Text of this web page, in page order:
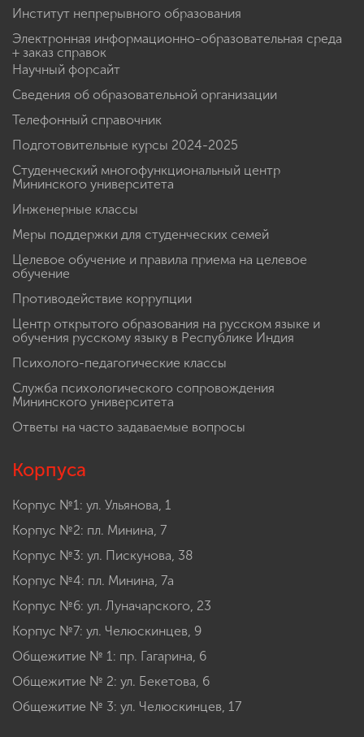
Институт непрерывного образования
Электронная информационно-образовательная среда
+ заказ справок
Научный форсайт
Сведения об образовательной организации
Телефонный справочник
Подготовительные курсы 2024-2025
Студенческий многофункциональный центр
Мининского университета
Инженерные классы
Меры поддержки для студенческих семей
Целевое обучение и правила приема на целевое
обучение
Противодействие коррупции
Центр открытого образования на русском языке и
обучения русскому языку в Республике Индия
Психолого-педагогические классы
Служба психологического сопровождения
Мининского университета
Ответы на часто задаваемые вопросы
Корпуса
Корпус №1: ул. Ульянова, 1
Корпус №2: пл. Минина, 7
Корпус №3: ул. Пискунова, 38
Корпус №4: пл. Минина, 7а
Корпус №6: ул. Луначарского, 23
Корпус №7: ул. Челюскинцев, 9
Общежитие № 1: пр. Гагарина, 6
Общежитие № 2: ул. Бекетова, 6
Общежитие № 3: ул. Челюскинцев, 17